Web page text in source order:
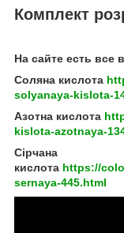
Комплект
На сайте есть
Соляна кислота
solyanaya-kislota-
Азотна кислота
kislota-azotnaya-
Сірчана
кислота https://
sernaya-445.html